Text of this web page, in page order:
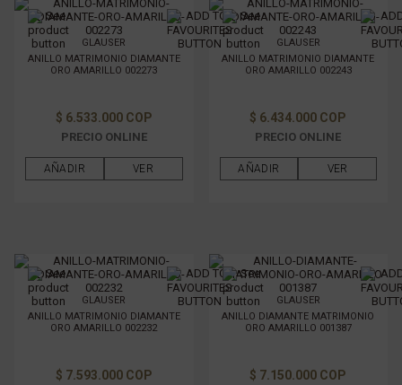
GLAUSER
ANILLO MATRIMONIO DIAMANTE
ORO AMARILLO 002273
$ 6.533.000 COP
PRECIO ONLINE
AÑADIR VER
GLAUSER
ANILLO MATRIMONIO DIAMANTE
ORO AMARILLO 002243
$ 6.434.000 COP
PRECIO ONLINE
AÑADIR VER
GLAUSER
ANILLO MATRIMONIO DIAMANTE
ORO AMARILLO 002232
$ 7.593.000 COP
GLAUSER
ANILLO DIAMANTE MATRIMONIO
ORO AMARILLO 001387
$ 7.150.000 COP